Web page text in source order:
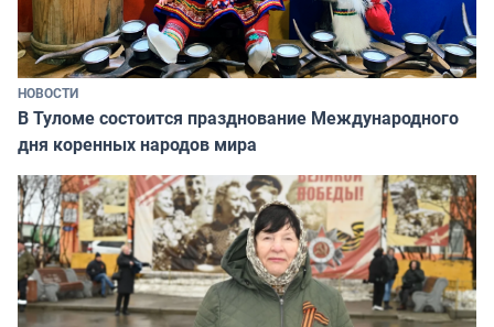
НОВОСТИ
В Туломе состоится празднование Международного
дня коренных народов мира